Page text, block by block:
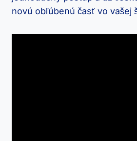
novú ⁣obľúbenú časť vo vašej